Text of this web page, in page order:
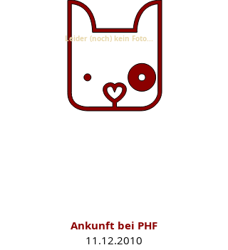
Leider (noch) kein Foto...
Ankunft bei PHF
11.12.2010